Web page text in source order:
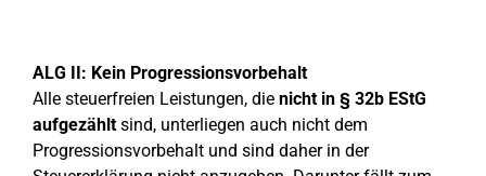
ALG II: Kein Progressionsvorbehalt
Alle steuerfreien Leistungen, die nicht in § 32b EStG
aufgezähltsind, unterliegen auch nicht dem
Progressionsvorbehalt und sind daher in der